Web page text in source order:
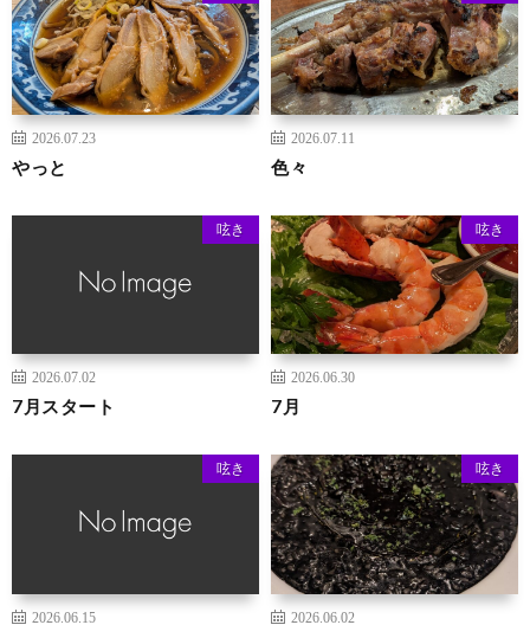
2026.07.23
やっと
2026.07.11
色々
呟き
2026.07.02
7月スタート
呟き
2026.06.30
7月
呟き
2026.06.15
呟き
2026.06.02